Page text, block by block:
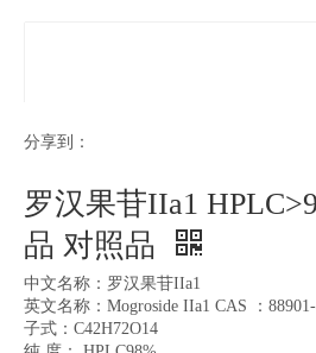
分享到：
罗汉果苷IIa1
品 对照品
中文名称：罗汉果苷IIa1
英文名称：Mogroside IIa1 CAS ：
子式：C42H72O14